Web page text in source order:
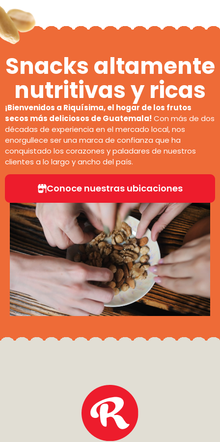
Snacks altamente
nutritivas y ricas
¡Bienvenidos a Riquísima, el hogar de los frutos
secos más deliciosos de Guatemala! Con más de dos
décadas de experiencia en el mercado local, nos
enorgullece ser una marca de confianza que ha
conquistado los corazones y paladares de nuestros
clientes a lo largo y ancho del país.
Conoce nuestras ubicaciones